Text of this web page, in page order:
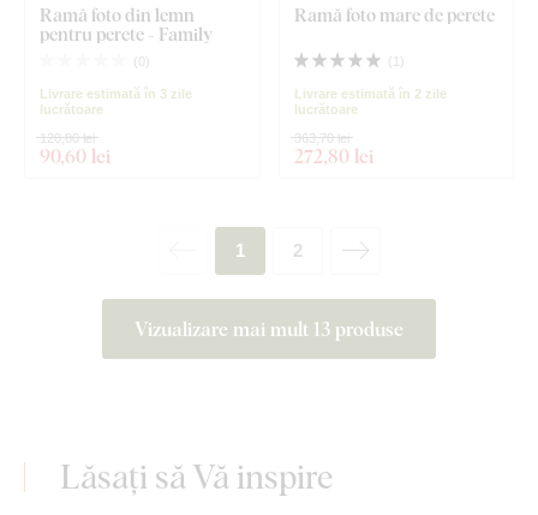
Ramă foto din lemn
pentru perete - Family
( 0)
Livrare estimată în 3 zile
lucrătoare
90,60 lei
120,80 lei
Ramă foto mare de perete
( 1 )
Livrare estimată în 2 zile
lucrătoare
272,80 lei
363,70 lei
Vizualizare mai mult 13 produse
1 2
Lăsați să Vă inspire